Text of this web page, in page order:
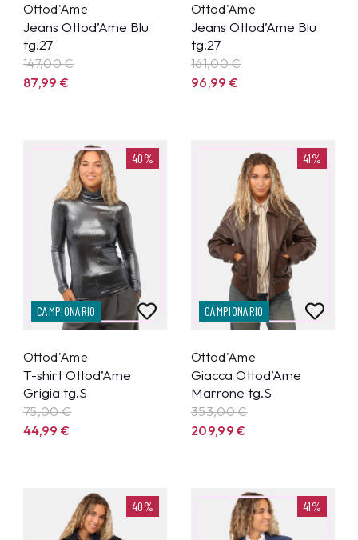
Ottod'Ame
Jeans Ottod’Ame Blu
tg.27
147,00 €
87,99€
Ottod'Ame
Jeans Ottod’Ame Blu
tg.27
161,00 €
96,99€
40%
CAMPIONARIO
Ottod'Ame
T-shirt Ottod’Ame
Grigia tg.S
75,00 €
44,99€
41%
CAMPIONARIO
Ottod'Ame
Giacca Ottod’Ame
Marrone tg.S
353,00 €
209,99€
40% 41%